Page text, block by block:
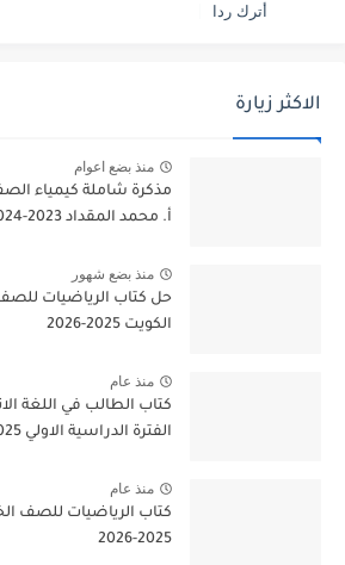
أترك ردا
الاكثر زيارة
منذ بضع اعوام
مذكرة شاملة كيمياء
أ. محمد المقداد 2023-2024
منذ بضع شهور
حل كتاب الرياضيات
الكويت 2025-2026
منذ عام
كتاب الطالب في اللغة
الفترة الدراسية الاولي 2025-2026
منذ عام
كتاب الرياضيات للصف
2025-2026